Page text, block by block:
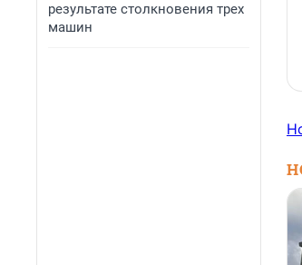
результате столкновения трех
машин